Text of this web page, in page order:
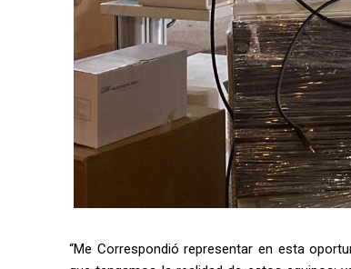
“Me Correspondió representar en esta